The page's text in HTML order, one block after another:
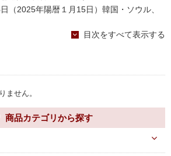
（2025年陽暦１月15日）韓国・ソウル、
えてくれる良心
ページ②
ージ
機
目次をすべて表示する
ません。
商品カテゴリから探す